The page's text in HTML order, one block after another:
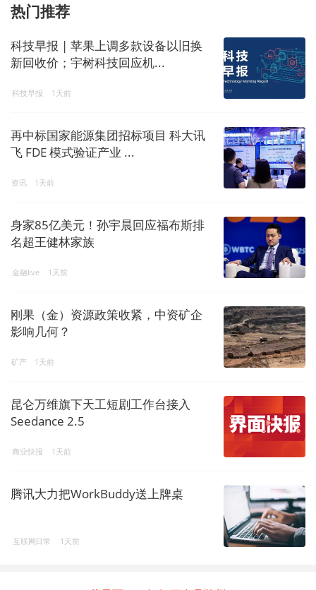
热门推荐
科技早报 | 苹果上调多款设备以旧换
新回收价；宇树科技回应机...
科技早报 1天前
再中标国家能源集团招标项目 科大讯
飞 FDE 模式验证产业 ...
资讯 1天前
身家85亿美元！孙宇晨回应福布斯排
名超王健林家族
金融live 1天前
刚果（金）资源政策收紧，中资矿企
影响几何？
矿产 1天前
昆仑万维旗下天工短剧工作台接入
Seedance 2.5
商业快报 1天前
腾讯大力把WorkBuddy送上牌桌
互联网日常 1天前